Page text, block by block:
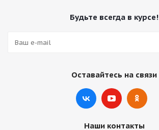
Будьте всегда в курсе!
Оставайтесь на связи
Наши контакты